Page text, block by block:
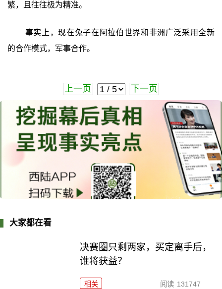
繁，且往往极为精准。
事实上，现在兔子在阿拉伯世界和非洲广泛采用全新
的合作模式，军事合作。
上一页 下一页
大家都在看
决赛圈只剩两家，买定离手后，
谁将获益？
相关 阅读 131747